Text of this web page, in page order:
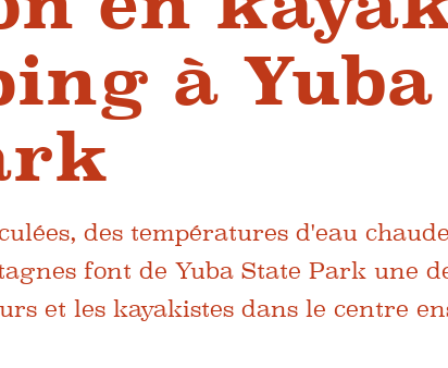
à Yuba
des températures d'eau
font de Yuba State Park une
et les kayakistes dans le centre